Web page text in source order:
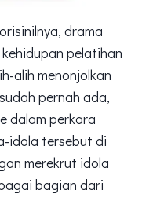
drama
pelatihan
alih menonjolkan
pernah ada,
dalam perkara
idola tersebut di
merekrut idola
bagian dari